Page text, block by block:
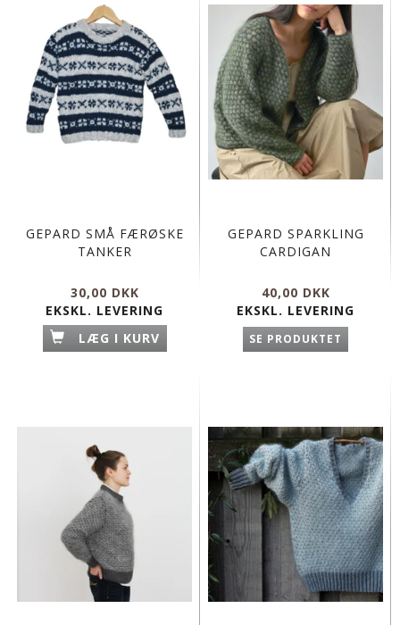
GEPARD SMÅ FÆRØSKE
TANKER
30,00 DKK
EKSKL. LEVERING
LÆG I KURV
GEPARD SPARKLING
CARDIGAN
40,00 DKK
EKSKL. LEVERING
SE PRODUKTET